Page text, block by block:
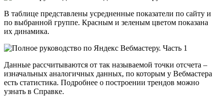
В таблице представлены усредненные показатели по сайту и
по выбранной группе. Красным и зеленым цветом показана
их динамика.
Данные рассчитываются от так называемой точки отсчета –
изначальных аналогичных данных, по которым у Вебмастера
есть статистика. Подробнее о построении трендов можно
узнать в Справке.